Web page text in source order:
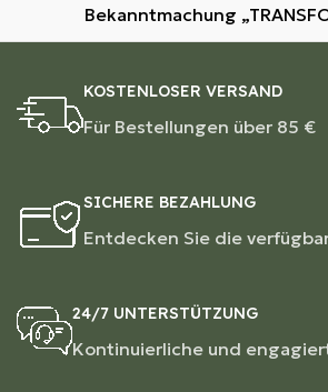
Bekanntmachung
KOSTENLOSER VERSAND
Für Bestellungen über 85 €
SICHERE BEZAHLUNG
Entdecken Sie die
24/7 UNTERSTÜTZUNG
Kontinuierliche und